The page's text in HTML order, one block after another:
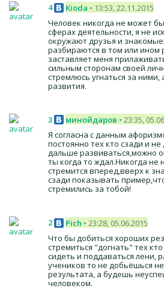
4 Kioda • 13:53, 22.11.2015
Человек никогда не может
сферах деятельности, я не
окружают друзья и
разбираются в том или ином
заставляет меня
сильным сторонам своей
стремлюсь угнаться за ними,
развития.
3 минойдаров • 23:35,
Я согласна с данным
постоянно тех кто сзади и
дальше развиваться,можно
ты когда то ждал.Никогда не
стремится вперед,вверх к
сзади показывать
стремились за тобой!
2 Pich • 23:28, 05.06.2015
Что бы добиться хороших
стремиться "догнать" тех
сидеть и поддаваться лени,
учеников то не добьёшься
результата, а будешь
человеком.